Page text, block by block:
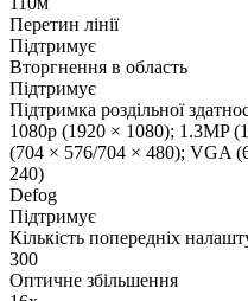
Перетин лінії
Підтримує
Вторгнення в область
Підтримує
Підтримка роздільної
1080p (1920 × 1080); 1.3MP
(704 × 576/704 × 480); VGA
240)
Defog
Підтримує
Кількість попередніх
300
Оптичне збільшення